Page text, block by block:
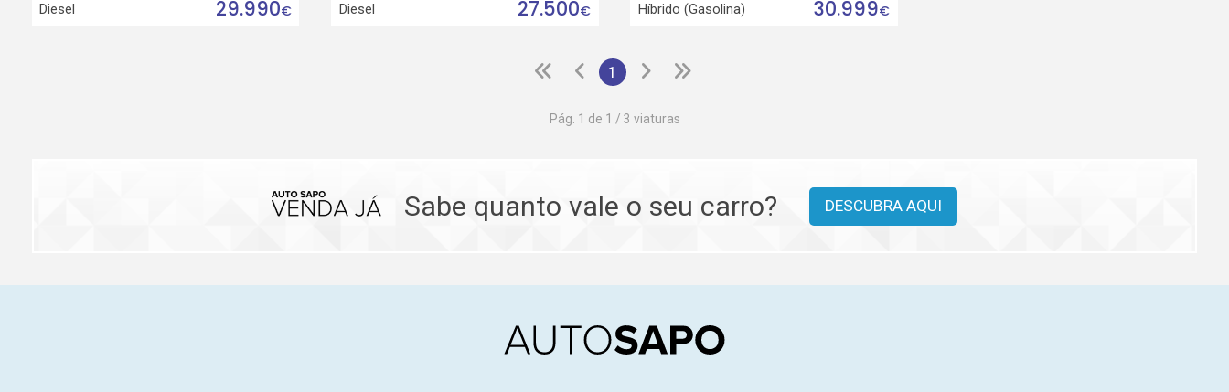
Diesel
29.990€
Diesel
27.500€
Híbrido (Gasolina)
30.999€
1
Pág. 1 de 1 / 3 viaturas
Sabe quanto vale o seu carro? DESCUBRA AQUI